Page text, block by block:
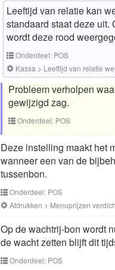
Leeftijd van relatie kan
standaard staat deze uit.
wordt deze rood
Onderdeel: POS
Kassa > Leeftijd van relatie
Probleem verholpen
gewijzigd zag.
Onderdeel: POS
Deze instelling maakt het
wanneer een van de
tussenbon.
Onderdeel: POS
Afdrukken > Menuprijzen
Op de wachtrij-bon wordt
de wacht zetten blijft dit
Onderdeel: POS